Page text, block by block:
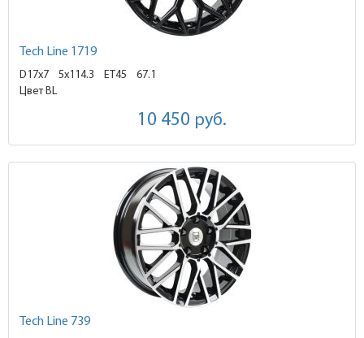
Tech Line 1719
D17x7 5x114.3 ET45
67.1
Цвет BL
10 450 руб.
Tech Line 739